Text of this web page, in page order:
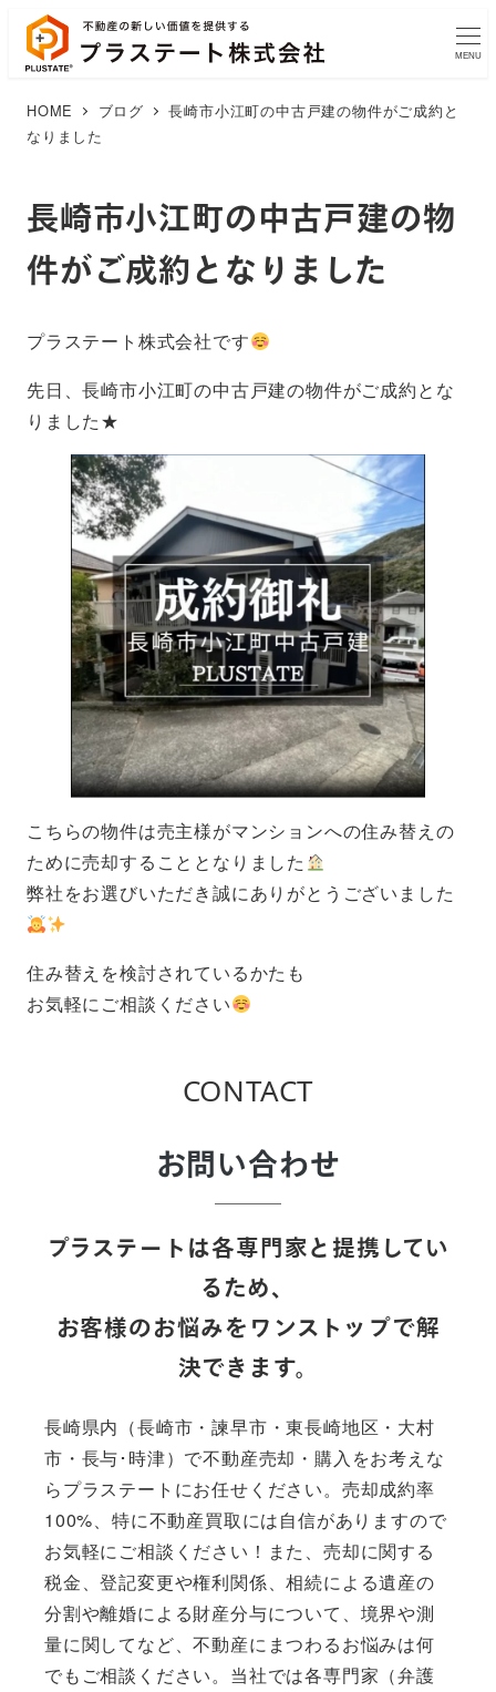
MENU
HOME ブログ
長崎市小江町の中古戸建の物件がご成約と
なりました
長崎市小江町の中古戸建の物
件がご成約となりました
プラステート株式会社です
先日、長崎市小江町の中古戸建の物件がご成約とな
りました★
こちらの物件は売主様がマンションへの住み替えの
ために売却することとなりました
弊社をお選びいただき誠にありがとうございました
​住み替えを検討されているかたも
お気軽にご相談ください
CONTACT
お問い合わせ
プラステートは各専門家と提携してい
るため、
お客様のお悩みをワンストップで解
決できます。
長崎県内（長崎市・諫早市・東長崎地区・大村
市・長与･時津）で不動産売却・購入をお考えな
らプラステートにお任せください。売却成約率
100%、特に不動産買取には自信がありますので
お気軽にご相談ください！また、売却に関する
税金、登記変更や権利関係、相続による遺産の
分割や離婚による財産分与について、境界や測
量に関してなど、不動産にまつわるお悩みは何
でもご相談ください。当社では各専門家（弁護